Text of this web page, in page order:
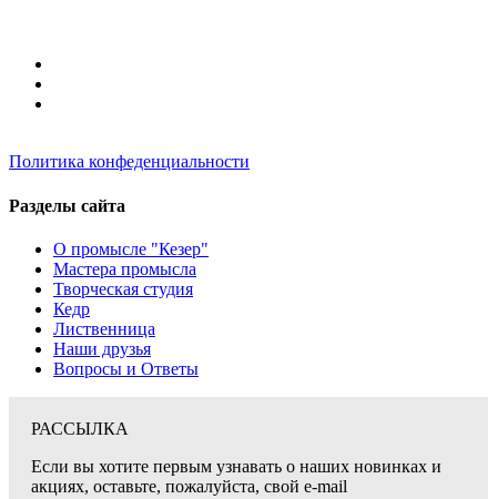
Политика конфеденциальности
Разделы сайта
О промысле "Кезер"
Мастера промысла
Творческая студия
Кедр
Лиственница
Наши друзья
Вопросы и Ответы
РАССЫЛКА
Если вы хотите первым узнавать о наших новинках и
акциях, оставьте, пожалуйста, свой e-mail